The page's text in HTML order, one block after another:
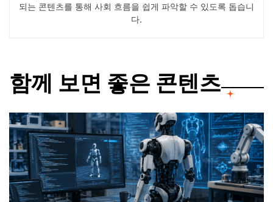
되는 콘텐츠를 통해 사회 흐름을 쉽게 파악할 수 있도록 돕습니
다.
함께 보면 좋은 콘텐츠